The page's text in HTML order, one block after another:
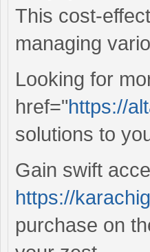
This cost-
managing
Looking for
href="https://
solutions to
Gain swift
https://
purchase on